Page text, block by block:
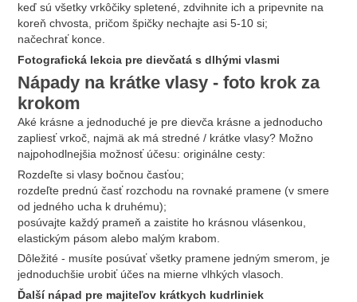
keď sú všetky vrkôčiky spletené, zdvihnite ich a pripevnite na
koreň chvosta, pričom špičky nechajte asi 5-10 si;
načechrať konce.
Fotografická lekcia pre dievčatá s dlhými vlasmi
Nápady na krátke vlasy - foto krok za
krokom
Aké krásne a jednoduché je pre dievča krásne a jednoducho
zapliesť vrkoč, najmä ak má stredné / krátke vlasy? Možno
najpohodlnejšia možnosť účesu: originálne cesty:
Rozdeľte si vlasy bočnou časťou;
rozdeľte prednú časť rozchodu na rovnaké pramene (v smere
od jedného ucha k druhému);
posúvajte každý prameň a zaistite ho krásnou vlásenkou,
elastickým pásom alebo malým krabom.
Dôležité - musíte posúvať všetky pramene jedným smerom, je
jednoduchšie urobiť účes na mierne vlhkých vlasoch.
Ďalší nápad pre majiteľov krátkych kudrliniek